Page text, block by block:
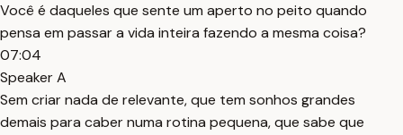
Você é daqueles que sente um aperto no peito quando
pensa em passar a vida inteira fazendo a mesma coisa?
07:04
Speaker A
Sem criar nada de relevante, que tem sonhos grandes
demais para caber numa rotina pequena, que sabe que